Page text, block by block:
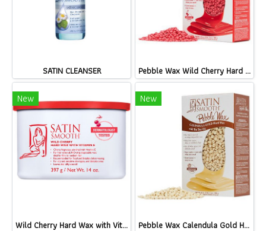
SATIN CLEANSER Pebble Wax Wild Cherry Hard Wax with Vitamin E
New
Wild Cherry Hard Wax with Vitamin E
New
Pebble Wax Calendula Gold Hard Wax with Tea Tree Oil